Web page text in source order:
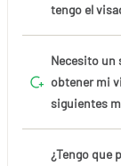
tengo el
Necesito un
obtener mi
siguientes
¿Tengo que